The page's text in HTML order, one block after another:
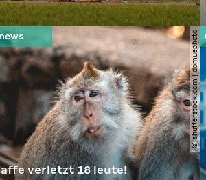
© shutterstock.com | domuephoto
affe verletzt 18 leute!